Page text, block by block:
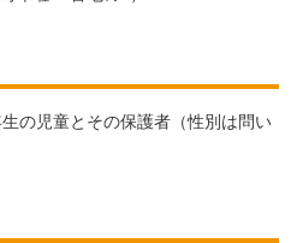
の児童とその保護者（性別は問い